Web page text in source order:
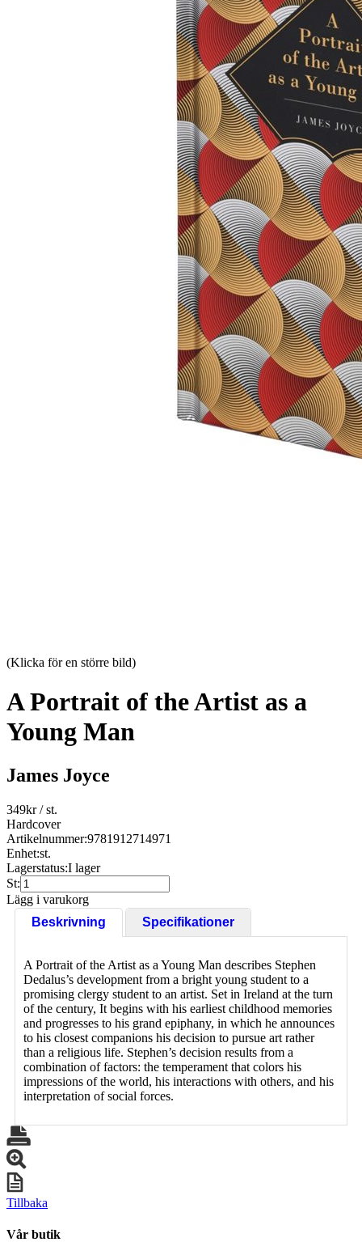
(Klicka för en större bild)
A Portrait of the Artist as a
Young Man
James Joyce
349kr/ st.
Hardcover
Artikelnummer:9781912714971
Enhet:st.
Lagerstatus:I lager
St:
Lägg i varukorg
Beskrivning
Specifikationer
A Portrait of the Artist as a Young Man describes Stephen
Dedalus’s development from a bright young student to a
promising clergy student to an artist. Set in Ireland at the turn
of the century, It begins with his earliest childhood memories
and progresses to his grand epiphany, in which he announces
to his closest companions his decision to pursue art rather
than a religious life. Stephen’s decision results from a
combination of factors: the temperament that colors his
impressions of the world, his interactions with others, and his
interpretation of social forces.
Tillbaka
Vår butik